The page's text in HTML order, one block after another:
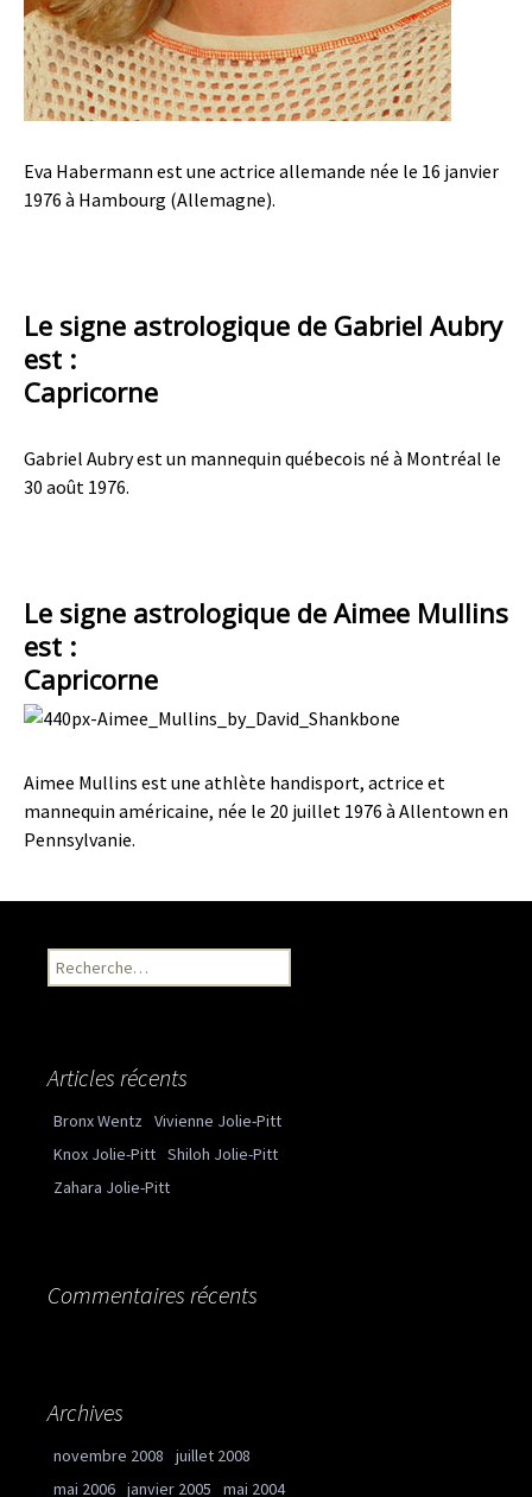
Eva Habermann est une actrice allemande née le 16 janvier
1976 à Hambourg (Allemagne).
Le signe astrologique de Gabriel Aubry
est :
Capricorne
Gabriel Aubry est un mannequin québecois né à Montréal le
30 août 1976.
Le signe astrologique de Aimee Mullins
est :
Capricorne
Aimee Mullins est une athlète handisport, actrice et
mannequin américaine, née le 20 juillet 1976 à Allentown en
Pennsylvanie.
Recherche pour :
Articles récents
Bronx Wentz Vivienne Jolie-Pitt
Knox Jolie-Pitt Shiloh Jolie-Pitt
Zahara Jolie-Pitt
Commentaires récents
Archives
novembre 2008
juillet 2008
mai 2006 janvier 2005 mai 2004